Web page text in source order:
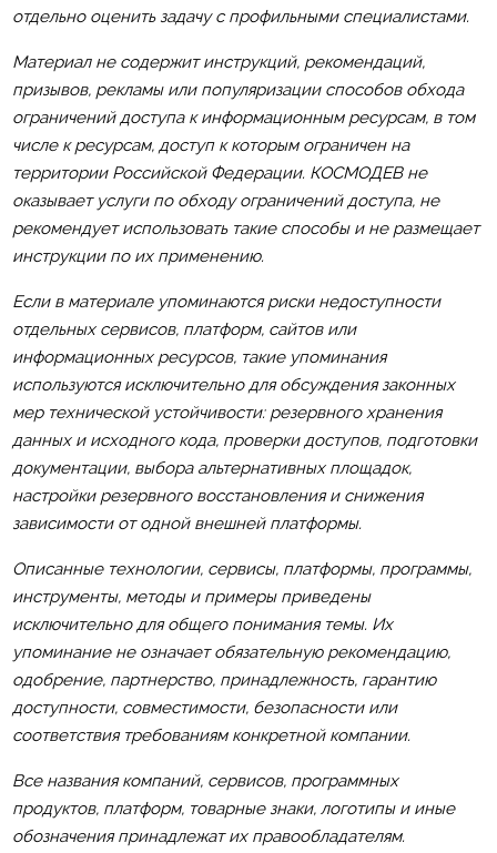
отдельно оценить задачу с профильными специалистами.
Материал не содержит инструкций, рекомендаций,
призывов, рекламы или популяризации способов обхода
ограничений доступа к информационным ресурсам, в том
числе к ресурсам, доступ к которым ограничен на
территории Российской Федерации. КОСМОДЕВ не
оказывает услуги по обходу ограничений доступа, не
рекомендует использовать такие способы и не размещает
инструкции по их применению.
Если в материале упоминаются риски недоступности
отдельных сервисов, платформ, сайтов или
информационных ресурсов, такие упоминания
используются исключительно для обсуждения законных
мер технической устойчивости: резервного хранения
данных и исходного кода, проверки доступов, подготовки
документации, выбора альтернативных площадок,
настройки резервного восстановления и снижения
зависимости от одной внешней платформы.
Описанные технологии, сервисы, платформы, программы,
инструменты, методы и примеры приведены
исключительно для общего понимания темы. Их
упоминание не означает обязательную рекомендацию,
одобрение, партнерство, принадлежность, гарантию
доступности, совместимости, безопасности или
соответствия требованиям конкретной компании.
Все названия компаний, сервисов, программных
продуктов, платформ, товарные знаки, логотипы и иные
обозначения принадлежат их правообладателям.